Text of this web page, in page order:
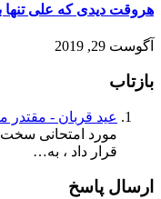
هروقت دیدی که علی
آگوست 29, 2019
بازتاب
عید قربان - مقتدر
مورد امتحانی
قرار داد ، به…
ارسال پاسخ